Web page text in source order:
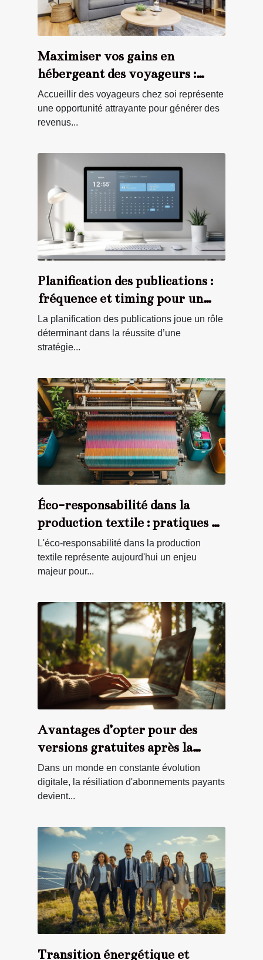
Maximiser vos gains en
hébergeant des voyageurs :
stratégies et astuces
Accueillir des voyageurs chez soi représente
une opportunité attrayante pour générer des
revenus...
Planification des publications :
fréquence et timing pour un
impact maximal
La planification des publications joue un rôle
déterminant dans la réussite d’une
stratégie...
Éco-responsabilité dans la
production textile : pratiques et
bénéfices
L'éco-responsabilité dans la production
textile représente aujourd'hui un enjeu
majeur pour...
Avantages d’opter pour des
versions gratuites après la
résiliation d'abonnements
Dans un monde en constante évolution
digitale, la résiliation d'abonnements payants
devient...
Transition énergétique et